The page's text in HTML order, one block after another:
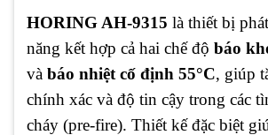
HORING AH-9315 là thiết bị
năng kết hợp cả hai chế độ báo
và báo nhiệt cố định 55°C, giúp
chính xác và độ tin cậy trong các
cháy (pre-fire). Thiết kế đặc biệt